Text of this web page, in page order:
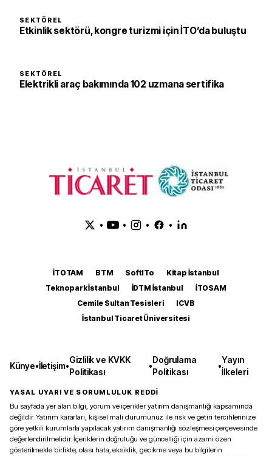
SEKTÖREL
Etkinlik sektörü, kongre turizmi için İTO’da buluştu
SEKTÖREL
Elektrikli araç bakımında 102 uzmana sertifika
• • • •
İTOTAM BTM SoftITo
Kitap İstanbul
Teknopark İstanbul
İDTM İstanbul
İTOSAM
Cemile Sultan Tesisleri
ICVB
İstanbul Ticaret Üniversitesi
Künye•İletişim•
Gizlilik ve KVKK
Politikası
•
Doğrulama
Politikası
•
Yayın
İlkeleri
YASAL UYARI VE SORUMLULUK REDDİ
Bu sayfada yer alan bilgi, yorum ve içerikler yatırım danışmanlığı kapsamında
değildir. Yatırım kararları, kişisel mali durumunuz ile risk ve getiri tercihlerinize
göre yetkili kurumlarla yapılacak yatırım danışmanlığı sözleşmesi çerçevesinde
değerlendirilmelidir. İçeriklerin doğruluğu ve güncelliği için azami özen
gösterilmekle birlikte, olası hata, eksiklik, gecikme veya bu bilgilerin